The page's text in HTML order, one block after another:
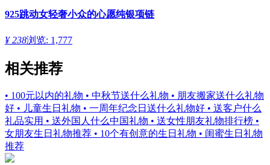
925跳动女轻奢小众的心愿纯银项链
¥ 238浏览: 1,777
相关推荐
• 100元以内的礼物 • 中秋节送什么礼物 • 朋友搬家送什么礼物
好 • 儿童生日礼物 • 一周年纪念日送什么礼物好 • 送客户什么
礼品实用 • 送外国人什么中国礼物 • 送女性朋友礼物排行榜 •
女朋友生日礼物推荐 • 10个有创意的生日礼物 • 闺蜜生日礼物
推荐